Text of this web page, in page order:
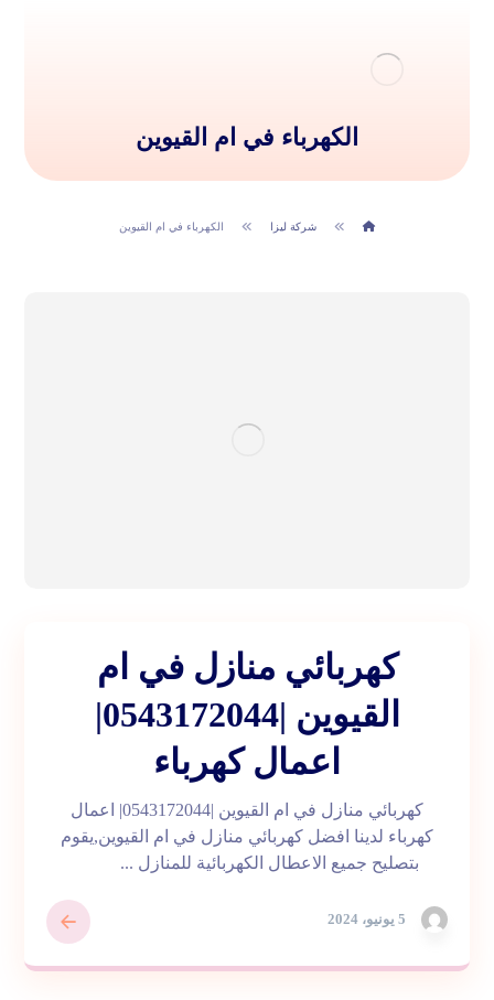
الكهرباء في ام القيوين
شركة ليزا الكهرباء في ام القيوين
كهربائي منازل في ام
القيوين |0543172044|
اعمال كهرباء
5 يونيو، 2024
كهربائي منازل في ام القيوين |0543172044| اعمال
كهرباء لدينا افضل كهربائي منازل في ام القيوين,يقوم
بتصليح جميع الاعطال الكهربائية للمنازل ...